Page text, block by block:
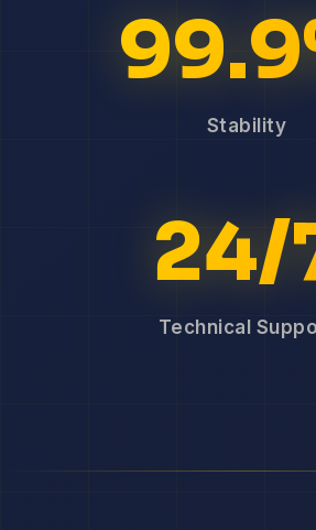
Stability
24/
Technical